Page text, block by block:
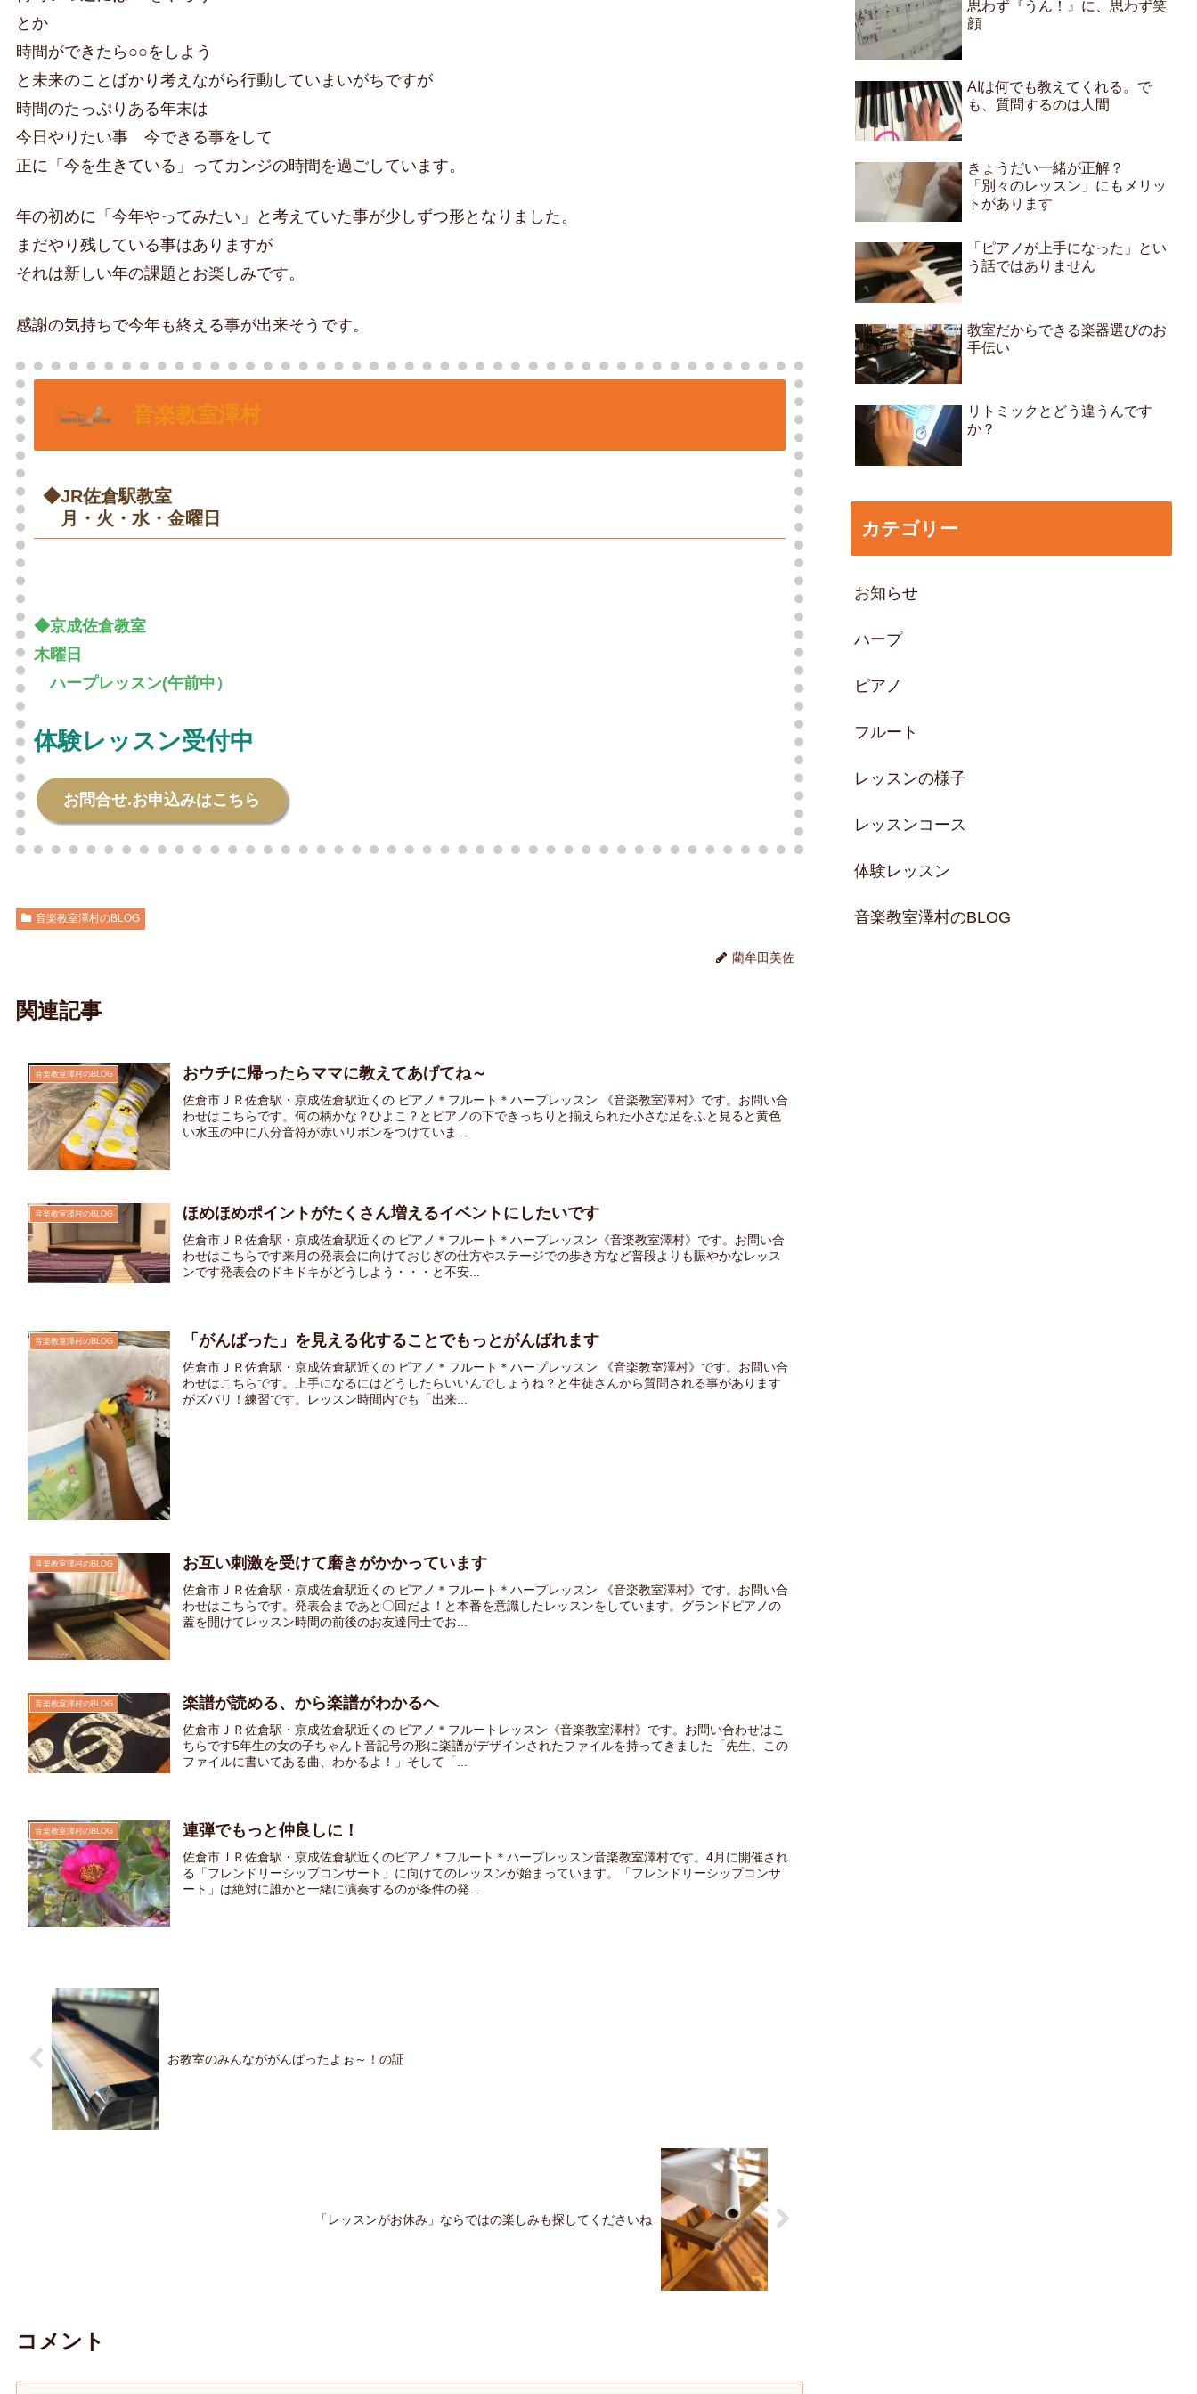
とか
時間ができたら○○をしよう
と未来のことばかり考えながら行動していまいがちですが
時間のたっぷりある年末は
今日やりたい事 今できる事をして
正に「今を生きている」ってカンジの時間を過ごしています。
年の初めに「今年やってみたい」と考えていた事が少しずつ形となりました。
まだやり残している事はありますが
それは新しい年の課題とお楽しみです。
感謝の気持ちで今年も終える事が出来そうです。
音楽教室澤村
◆JR佐倉駅教室
月・火・水・金曜日
◆京成佐倉教室
木曜日
〇ハープレッスン(午前中）
体験レッスン受付中
お問合せ.お申込みはこちら
音楽教室澤村のBLOG
藺牟田美佐
関連記事
音楽教室澤村のBLOG おウチに帰ったらママに教えてあげてね～
佐倉市ＪＲ佐倉駅・京成佐倉駅近くの ピアノ＊フルート＊ハープレッスン 《音楽教室澤村》です。お問い合
わせはこちらです。何の柄かな？ひよこ？とピアノの下できっちりと揃えられた小さな足をふと見ると黄色
い水玉の中に八分音符が赤いリボンをつけていま...
音楽教室澤村のBLOG ほめほめポイントがたくさん増えるイベントにしたいです
佐倉市ＪＲ佐倉駅・京成佐倉駅近くの ピアノ＊フルート＊ハープレッスン《音楽教室澤村》です。お問い合
わせはこちらです来月の発表会に向けておじぎの仕方やステージでの歩き方など普段よりも賑やかなレッス
ンです発表会のドキドキがどうしよう・・・と不安...
音楽教室澤村のBLOG 「がんばった」を見える化することでもっとがんばれます
佐倉市ＪＲ佐倉駅・京成佐倉駅近くの ピアノ＊フルート＊ハープレッスン 《音楽教室澤村》です。お問い合
わせはこちらです。上手になるにはどうしたらいいんでしょうね？と生徒さんから質問される事があります
がズバリ！練習です。レッスン時間内でも「出来...
音楽教室澤村のBLOG お互い刺激を受けて磨きがかかっています
佐倉市ＪＲ佐倉駅・京成佐倉駅近くの ピアノ＊フルート＊ハープレッスン 《音楽教室澤村》です。お問い合
わせはこちらです。発表会まであと〇回だよ！と本番を意識したレッスンをしています。グランドピアノの
蓋を開けてレッスン時間の前後のお友達同士でお...
音楽教室澤村のBLOG 楽譜が読める、から楽譜がわかるへ
佐倉市ＪＲ佐倉駅・京成佐倉駅近くの ピアノ＊フルートレッスン《音楽教室澤村》です。お問い合わせはこ
ちらです5年生の女の子ちゃんト音記号の形に楽譜がデザインされたファイルを持ってきました「先生、この
ファイルに書いてある曲、わかるよ！」そして「...
音楽教室澤村のBLOG 連弾でもっと仲良しに！
佐倉市ＪＲ佐倉駅・京成佐倉駅近くのピアノ＊フルート＊ハープレッスン音楽教室澤村です。4月に開催され
る「フレンドリーシップコンサート」に向けてのレッスンが始まっています。「フレンドリーシップコンサ
ート」は絶対に誰かと一緒に演奏するのが条件の発...
お教室のみんなががんばったよぉ～！の証
「レッスンがお休み」ならではの楽しみも探してくださいね
コメント
思わず『うん！』に、思わず笑
顔
AIは何でも教えてくれる。で
も、質問するのは人間
きょうだい一緒が正解？
「別々のレッスン」にもメリッ
トがあります
「ピアノが上手になった」とい
う話ではありません
教室だからできる楽器選びのお
手伝い
リトミックとどう違うんです
か？
カテゴリー
お知らせ
ハープ
ピアノ
フルート
レッスンの様子
レッスンコース
体験レッスン
音楽教室澤村のBLOG